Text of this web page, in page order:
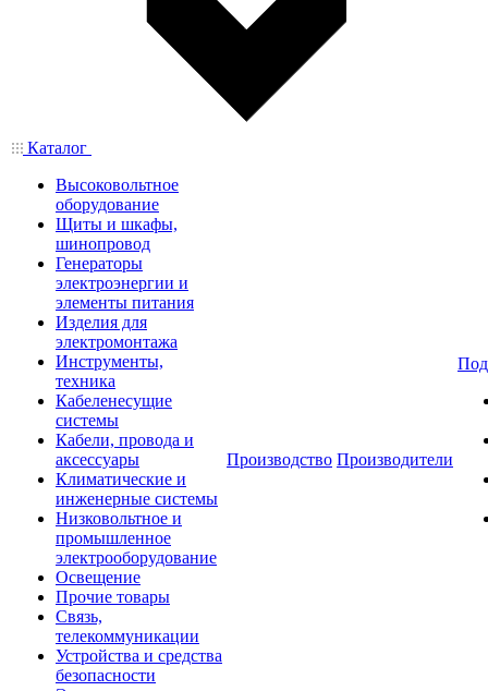
Каталог
Высоковольтное
оборудование
Щиты и шкафы,
шинопровод
Генераторы
электроэнергии и
элементы питания
Изделия для
электромонтажа
Инструменты,
техника
Кабеленесущие
системы
Кабели, провода и
аксессуары
Климатические и
инженерные системы
Низковольтное и
промышленное
электрооборудование
Освещение
Прочие товары
Связь,
телекоммуникации
Устройства и средства
безопасности
Производство Производители